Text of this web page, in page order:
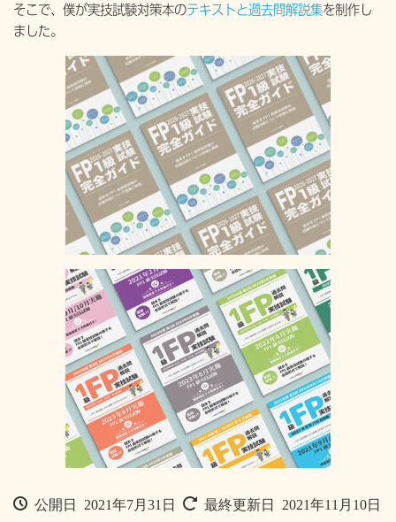
そこで、僕が実技試験対策本のテキストと過去問解説集を制作し
ました。
公開日 2021年7月31日 最終更新日 2021年11月10日